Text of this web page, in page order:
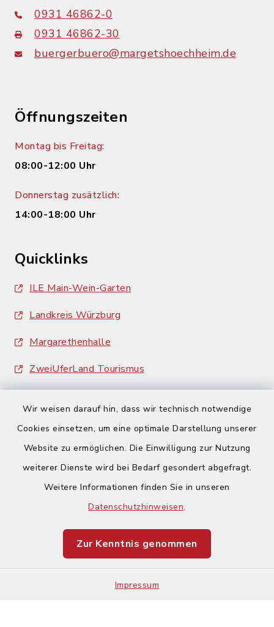
Wir weisen darauf hin, dass wir technisch notwendige
Cookies einsetzen, um eine optimale Darstellung unserer
Website zu ermöglichen. Die Einwilligung zur Nutzung
weiterer Dienste wird bei Bedarf gesondert abgefragt.
Weitere Informationen finden Sie in unseren
Datenschutzhinweisen.
Zur Kenntnis genommen
Impressum
0931 46862-0
0931 46862-30
buergerbuero@margetshoechheim.de
Öffnungszeiten
Montag bis Freitag:
08:00-12:00 Uhr
Donnerstag zusätzlich:
14:00-18:00 Uhr
Quicklinks
ILE Main-Wein-Garten
Landkreis Würzburg
Margarethenhalle
ZweiUferLand Tourismus
Barrierefreiheit
Impressum
Sitemap